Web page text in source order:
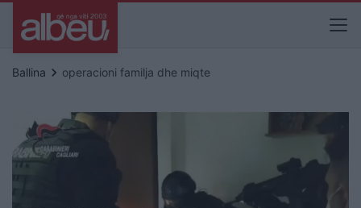
Ballina keyboard_arrow_right operacioni familja dhe miqte